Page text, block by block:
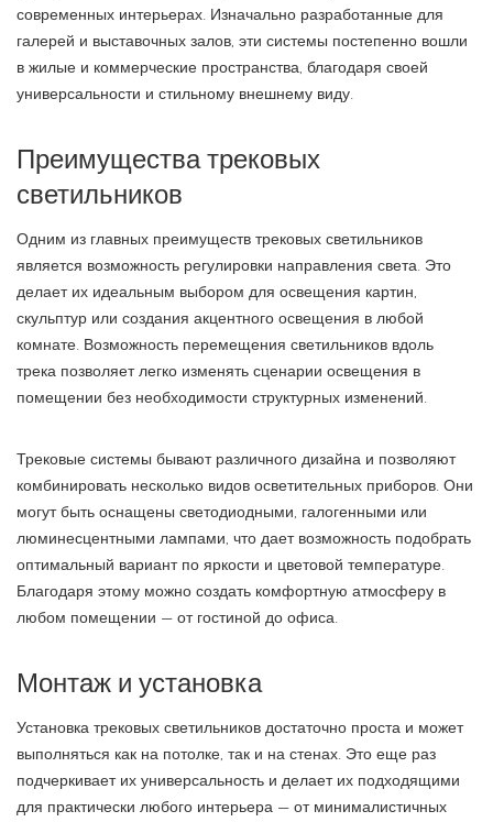
современных интерьерах. Изначально разработанные для
галерей и выставочных залов, эти системы постепенно вошли
в жилые и коммерческие пространства, благодаря своей
универсальности и стильному внешнему виду.
Преимущества трековых
светильников
Одним из главных преимуществ трековых светильников
является возможность регулировки направления света. Это
делает их идеальным выбором для освещения картин,
скульптур или создания акцентного освещения в любой
комнате. Возможность перемещения светильников вдоль
трека позволяет легко изменять сценарии освещения в
помещении без необходимости структурных изменений.
Трековые системы бывают различного дизайна и позволяют
комбинировать несколько видов осветительных приборов. Они
могут быть оснащены светодиодными, галогенными или
люминесцентными лампами, что дает возможность подобрать
оптимальный вариант по яркости и цветовой температуре.
Благодаря этому можно создать комфортную атмосферу в
любом помещении — от гостиной до офиса.
Монтаж и установка
Установка трековых светильников достаточно проста и может
выполняться как на потолке, так и на стенах. Это еще раз
подчеркивает их универсальность и делает их подходящими
для практически любого интерьера — от минималистичных